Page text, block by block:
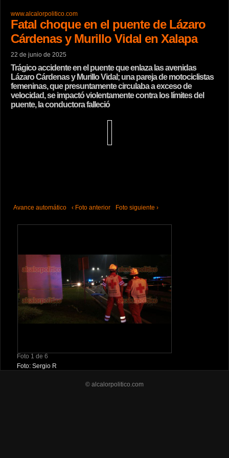
www.alcalorpolitico.com
Fatal choque en el puente de Lázaro
Cárdenas y Murillo Vidal en Xalapa
22 de junio de 2025
Trágico accidente en el puente que enlaza las avenidas
Lázaro Cárdenas y Murillo Vidal; una pareja de motociclistas
femeninas, que presuntamente circulaba a exceso de
velocidad, se impactó violentamente contra los límites del
puente, la conductora falleció
Avance automático ‹ Foto anterior Foto siguiente ›
Foto 1 de 6
Foto: Sergio R
© alcalorpolitico.com